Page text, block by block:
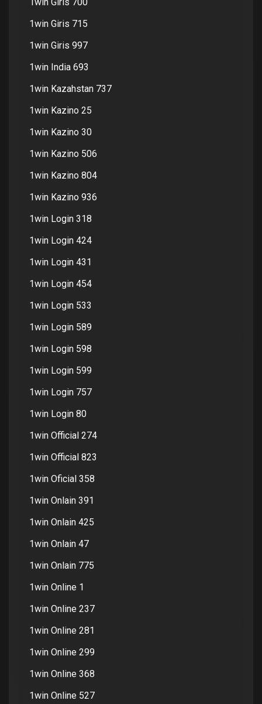
1win Giris 715
1win Giris 997
1win India 693
1win Kazahstan 737
1win Kazino 25
1win Kazino 30
1win Kazino 506
1win Kazino 804
1win Kazino 936
1win Login 318
1win Login 424
1win Login 431
1win Login 454
1win Login 533
1win Login 589
1win Login 598
1win Login 599
1win Login 757
1win Login 80
1win Official 274
1win Official 823
1win Oficial 358
1win Onlain 391
1win Onlain 425
1win Onlain 47
1win Onlain 775
1win Online 1
1win Online 237
1win Online 281
1win Online 299
1win Online 368
1win Online 527